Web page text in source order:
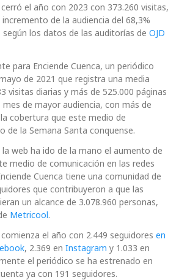
cerró el año con 2023 con 373.260 visitas,
de la audiencia del 68,3%
los datos de las auditorías de OJD
para Enciende Cuenca, un periódico
de 2021 que registra una media
visitas diarias y más de 525.000 páginas
mes de mayor audiencia, con más de
cobertura que este medio de
de la Semana Santa conquense.
web ha ido de la mano el aumento de
medio de comunicación en las redes
Cuenca tiene una comunidad de
que contribuyeron a que las
un alcance de 3.078.960 personas,
Metricool.
el año con 2.449 seguidores en
, 2.369 en Instagram y 1.033 en
el periódico se ha estrenado en
ya con 191 seguidores.